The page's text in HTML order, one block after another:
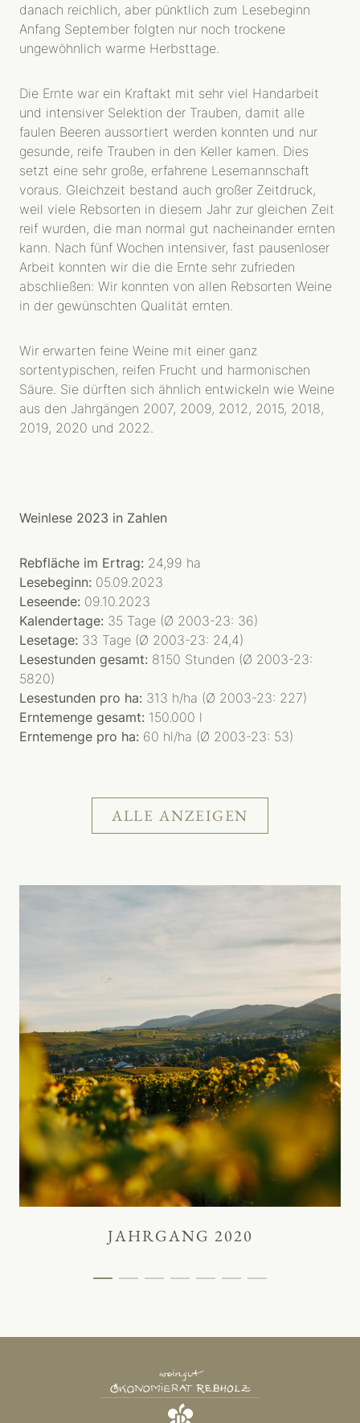
WEINGUT
MENSCHEN
GESCHICHTE
WEINBERG
TERROIR
BIODYNAMIE
SEKT
BIBLIOTHEK
AKTUELLES
PRESSESTIMMEN
VERANSTALTUNGEN
danach reichlich, aber pünktlich zum Lesebeginn
Anfang September folgten nur noch trockene
ungewöhnlich warme Herbsttage.
Die Ernte war ein Kraftakt mit sehr viel Handarbeit
und intensiver Selektion der Trauben, damit alle
faulen Beeren aussortiert werden konnten und nur
gesunde, reife Trauben in den Keller kamen. Dies
setzt eine sehr große, erfahrene Lesemannschaft
voraus. Gleichzeit bestand auch großer Zeitdruck,
weil viele Rebsorten in diesem Jahr zur gleichen Zeit
reif wurden, die man normal gut nacheinander ernten
kann. Nach fünf Wochen intensiver, fast pausenloser
Arbeit konnten wir die die Ernte sehr zufrieden
abschließen: Wir konnten von allen Rebsorten Weine
in der gewünschten Qualität ernten.
Wir erwarten feine Weine mit einer ganz
sortentypischen, reifen Frucht und harmonischen
Säure. Sie dürften sich ähnlich entwickeln wie Weine
aus den Jahrgängen 2007, 2009, 2012, 2015, 2018,
2019, 2020 und 2022.
Weinlese 2023 in Zahlen
Rebfläche im Ertrag: 24,99 ha
Lesebeginn: 05.09.2023
Leseende: 09.10.2023
Kalendertage: 35 Tage (Ø 2003-23: 36)
Lesetage: 33 Tage (Ø 2003-23: 24,4)
Lesestunden gesamt: 8150 Stunden (Ø 2003-23:
5820)
Lesestunden pro ha: 313 h/ha (Ø 2003-23: 227)
Erntemenge gesamt: 150.000 l
Erntemenge pro ha: 60 hl/ha (Ø 2003-23: 53)
ALLE ANZEIGEN
JAHRGANG 2020